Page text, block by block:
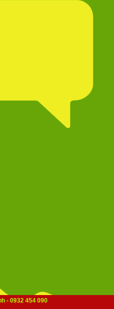
- 0932 454 090